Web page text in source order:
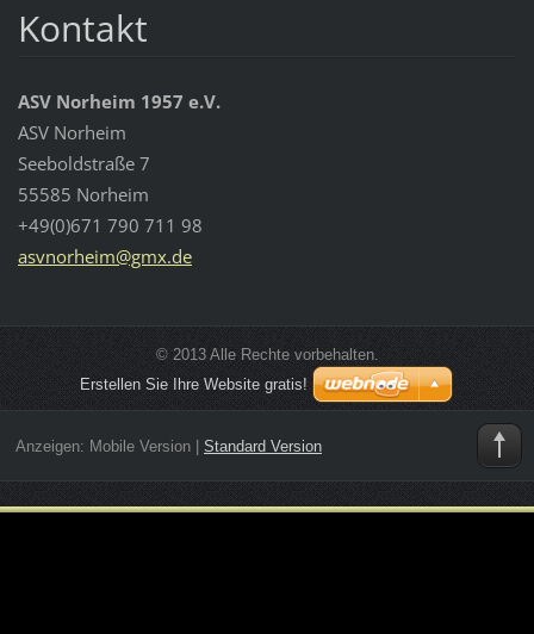
Kontakt
ASV Norheim 1957 e.V.
ASV Norheim
Seeboldstraße 7
55585 Norheim
+49(0)671 790 711 98
asvnorheim@gmx.de
© 2013 Alle Rechte vorbehalten.
Erstellen Sie Ihre Website gratis!
Anzeigen: Mobile Version| Standard Version